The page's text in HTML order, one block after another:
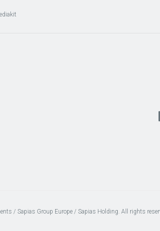
/ Sapias Group Europe / Sapias Holding. All rights